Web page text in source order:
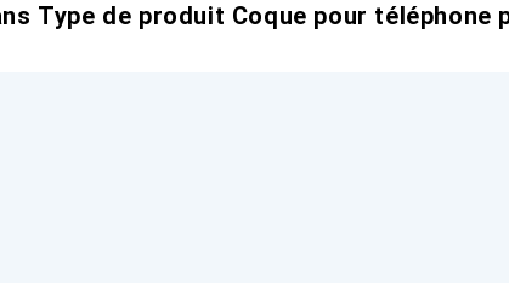
Type de produit Coque pour téléphone